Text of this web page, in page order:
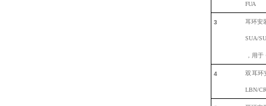
FUA
3 耳环安
SUA/
用于
4 双耳环
LBN/